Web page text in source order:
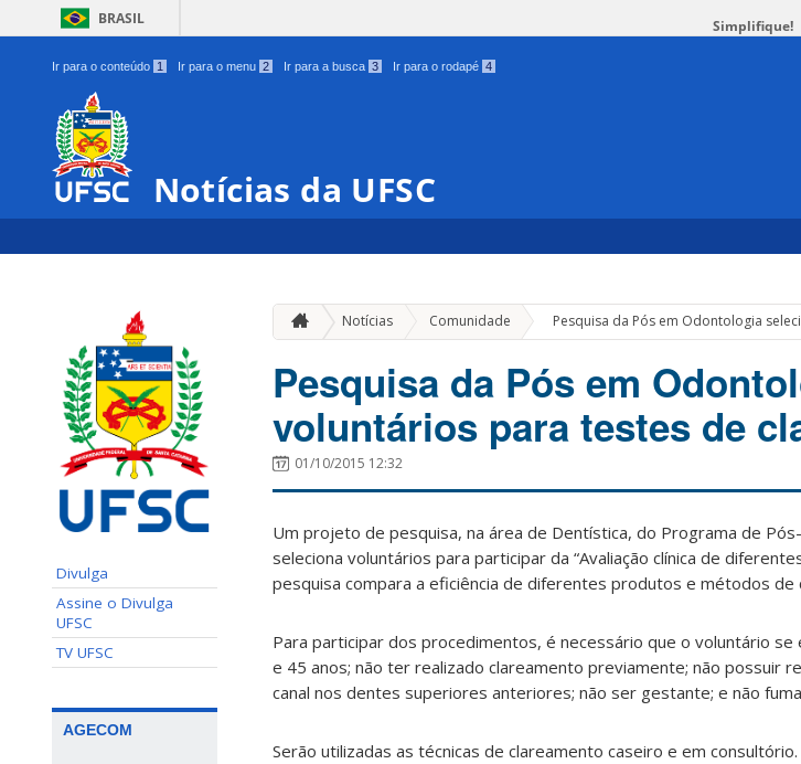
BRASIL Simplifique!
Ir para o conteúdo 1 Ir para o menu 2 Ir para a busca 3 Ir para o rodapé 4
Notícias da UFSC
Divulga
Assine o Divulga
UFSC
TV UFSC
AGECOM
Notícias Comunidade » Pesquisa da Pós em Odontologia
Pesquisa da Pós em
voluntários para testes de
01/10/2015 12:32
Um projeto de pesquisa, na área de Dentística, do Programa de
seleciona voluntários para participar da “Avaliação clínica de
pesquisa compara a eficiência de diferentes produtos e métodos de
Para participar dos procedimentos, é necessário que o voluntário
e 45 anos; não ter realizado clareamento previamente; não possuir
canal nos dentes superiores anteriores; não ser gestante; e não
Serão utilizadas as técnicas de clareamento caseiro e em